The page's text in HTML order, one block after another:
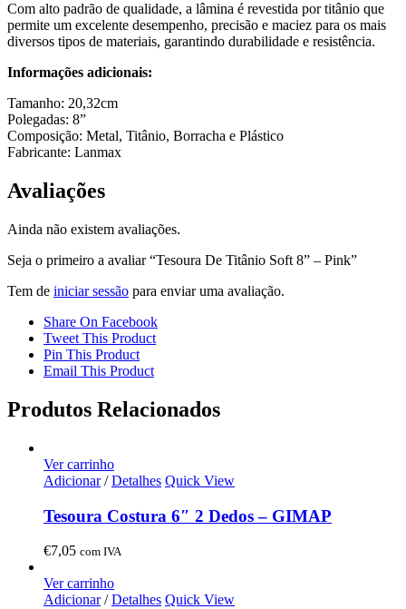
Com alto padrão de qualidade, a lâmina é revestida por titânio que
permite um excelente desempenho, precisão e maciez para os mais
diversos tipos de materiais, garantindo durabilidade e resistência.
Informações adicionais:
Tamanho: 20,32cm
Polegadas: 8”
Composição: Metal, Titânio, Borracha e Plástico
Fabricante: Lanmax
Avaliações
Ainda não existem avaliações.
Seja o primeiro a avaliar “Tesoura De Titânio Soft 8” – Pink”
Tem de iniciar sessão para enviar uma avaliação.
Share On Facebook
Tweet This Product
Pin This Product
Email This Product
Produtos Relacionados
Ver carrinho
Adicionar/ Detalhes Quick View
Tesoura Costura 6″ 2 Dedos – GIMAP
€7,05 com IVA
Ver carrinho
Adicionar/ Detalhes Quick View